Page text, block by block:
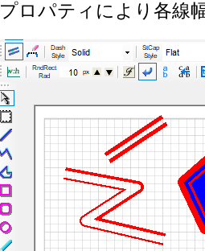
プロパティにより各線